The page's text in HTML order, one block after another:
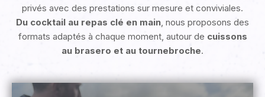
privés avec des prestations sur mesure et conviviales.
Du cocktail au repas clé en main , nous proposons des
formats adaptés à chaque moment, autour de cuissons
au brasero et au tournebroche.